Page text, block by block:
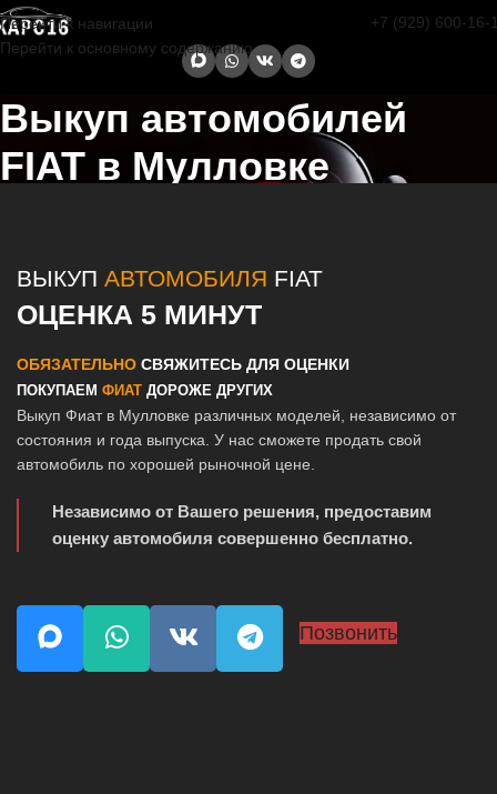
Перейти к навигации
Перейти к основному содержанию
+7 (929) 600-16-
Выкуп автомобилей
FIAT в Мулловке
ВЫКУП АВТОМОБИЛЯ FIAT
ОЦЕНКА 5 МИНУТ
ОБЯЗАТЕЛЬНО СВЯЖИТЕСЬ ДЛЯ ОЦЕНКИ
ПОКУПАЕМ ФИАТ ДОРОЖЕ ДРУГИХ
Выкуп Фиат в Мулловке различных моделей, независимо от
состояния и года выпуска. У нас сможете продать свой
автомобиль по хорошей рыночной цене.
Независимо от Вашего решения, предоставим
оценку автомобиля совершенно бесплатно.
Позвонить